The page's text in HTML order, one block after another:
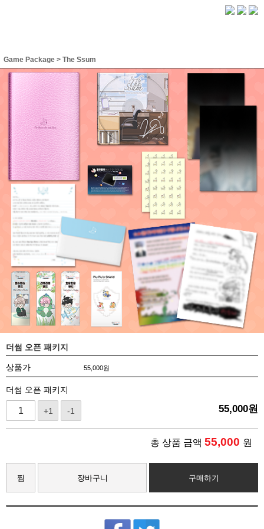
Game Package > The Ssum
더썸 오픈 패키지
상품가 55,000원
더썸 오픈 패키지
+1 -1 55,000원
총 상품 금액 55,000 원
찜 장바구니 구매하기